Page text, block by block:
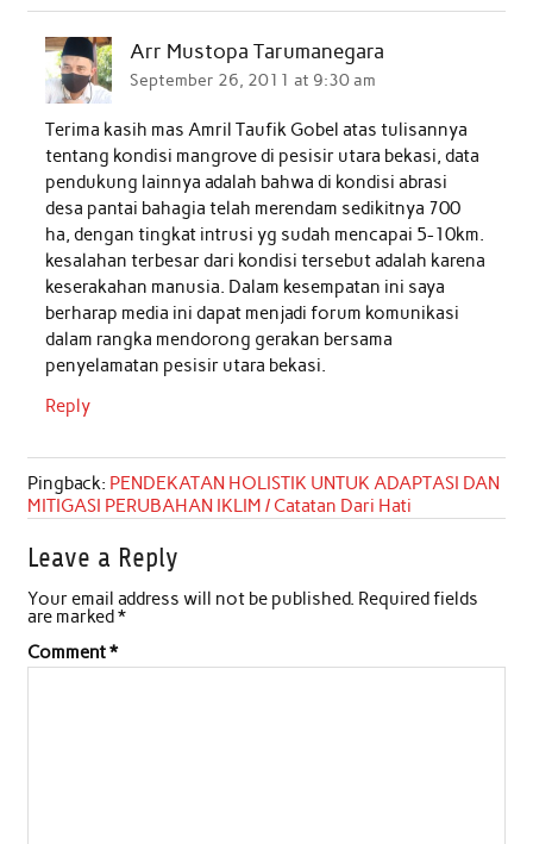
o
o
k
p
Arr Mustopa Tarumanegara
September 26, 2011 at 9:30 am
Terima kasih mas Amril Taufik Gobel atas tulisannya
tentang kondisi mangrove di pesisir utara bekasi, data
pendukung lainnya adalah bahwa di kondisi abrasi
desa pantai bahagia telah merendam sedikitnya 700
ha, dengan tingkat intrusi yg sudah mencapai 5-10km.
kesalahan terbesar dari kondisi tersebut adalah karena
keserakahan manusia. Dalam kesempatan ini saya
berharap media ini dapat menjadi forum komunikasi
dalam rangka mendorong gerakan bersama
penyelamatan pesisir utara bekasi.
Reply
Pingback: PENDEKATAN HOLISTIK UNTUK ADAPTASI DAN
MITIGASI PERUBAHAN IKLIM / Catatan Dari Hati
Leave a Reply
Your email address will not be published. Required fields
are marked*
Comment*